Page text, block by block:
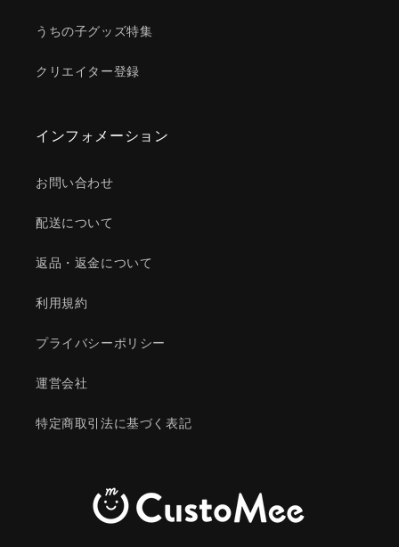
うちの子グッズ特集
クリエイター登録
インフォメーション
お問い合わせ
配送について
返品・返金について
利用規約
プライバシーポリシー
運営会社
特定商取引法に基づく表記